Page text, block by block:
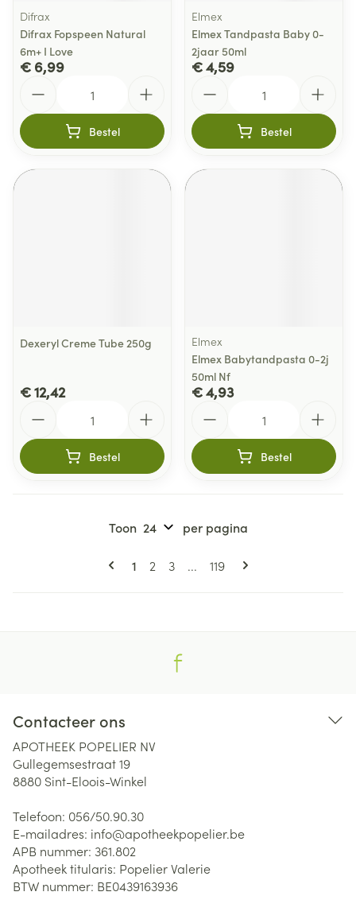
Difrax
Difrax Fopspeen Natural
6m+ I Love
€ 6,99
Bestel
Elmex
Elmex Tandpasta Baby 0-
2jaar 50ml
€ 4,59
Bestel
Dexeryl Creme Tube 250g
€ 12,42
Bestel
Elmex
Elmex Babytandpasta 0-2j
50ml Nf
€ 4,93
Bestel
Pagina's
U lees momenteel pagina
1 Pagina
2 Pagina
3 ... Pagina
119
Toon per pagina
Contacteer ons
APOTHEEK POPELIER NV
Gullegemsestraat 19
8880 Sint-Eloois-Winkel
Telefoon: 056/50.90.30
E-mailadres: info@apotheekpopelier.be
APB nummer: 361.802
Apotheek titularis: Popelier Valerie
BTW nummer: BE0439163936